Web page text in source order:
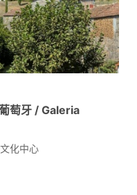
萄牙 / Galeria
化中心